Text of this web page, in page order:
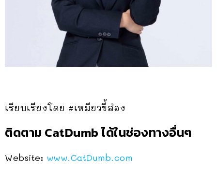
เรียบเรียงโดย #เหมียวขี้ส่อง
ติดตาม CatDumb ได้ในช่องทางอื่นๆ
Website: www.CatDumb.com